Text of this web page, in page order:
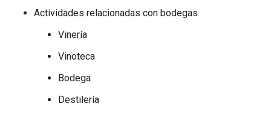
Actividades relacionadas con bodegas
Vinería
Vinoteca
Bodega
Destilería